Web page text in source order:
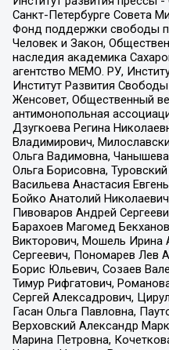
Санкт-Петербурге Совета
Фонд поддержки свободы
Человек и Закон,
наследия академика
агентство МЕМО. РУ,
Институт Развития
Женсовет, Общественный
антимонопольная
Дзугкоева Регина
Владимирович,
Ольга Вадимовна,
Ольга Борисовна,
Васильева Анастасия
Бойко Анатолий
Пивоваров Андрей
Барахоев Магомед
Викторович, Мошель Ирина
Сергеевич, Пономарев Лев
Борис Юльевич, Созаев
Тимур Рифгатович,
Сергей Алексадрович,
Гасан Ольга Павловна,
Верховский Александр
Марина Петровна,